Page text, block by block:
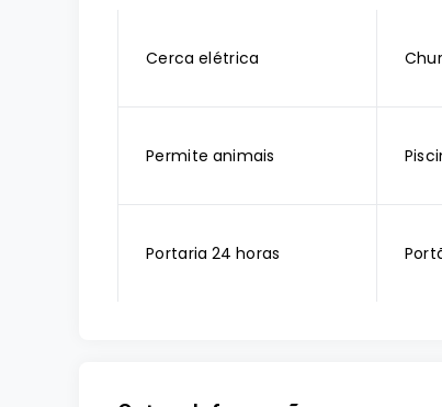
Cerca elétrica
Permite animais
Portaria 24 horas